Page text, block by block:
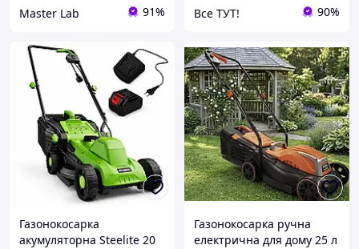
Master Lab 91% Все ТУТ! 90%
Газонокосарка
акумуляторна Steelite 20
Газонокосарка ручна
електрична для дому 25 л